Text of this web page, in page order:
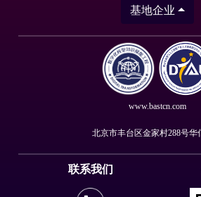
基地企业
www.bastcn.com
北京市丰台区金家村288号华
联系我们